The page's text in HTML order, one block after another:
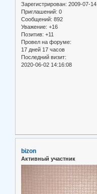
Зарегистрирован: 2009-07-14
Приглашений: 0
Сообщений: 892
Уважение: +16
Позитив: +11
Провел на форуме:
17 дней 17 часов
Последний визит:
2020-06-02 14:16:08
bizon
Активный участник